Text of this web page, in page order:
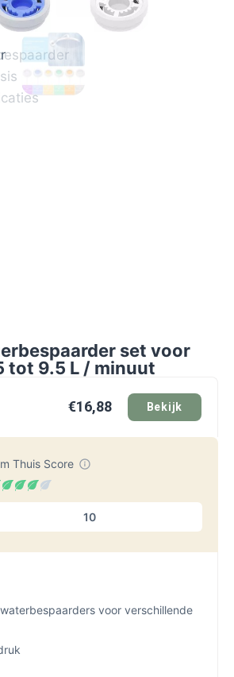
set voor
tot 9.5 L / minuut
€16,88 Bekijk
Thuis Score
10
voor verschillende